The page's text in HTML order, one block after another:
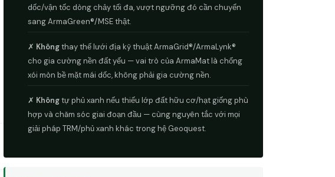
dốc/vận tốc dòng chảy tối đa, vượt ngưỡng đó cần chuyển
sang ArmaGreen®/MSE thật.
✗ Khôngthay thế lưới địa kỹ thuật ArmaGrid®/ArmaLynk®
cho gia cường nền đất yếu — vai trò của ArmaMat là chống
xói mòn bề mặt mái dốc, không phải gia cường nền.
✗ Khôngtự phủ xanh nếu thiếu lớp đất hữu cơ/hạt giống phù
hợp và chăm sóc giai đoạn đầu — cùng nguyên tắc với mọi
giải pháp TRM/phủ xanh khác trong hệ Geoquest.